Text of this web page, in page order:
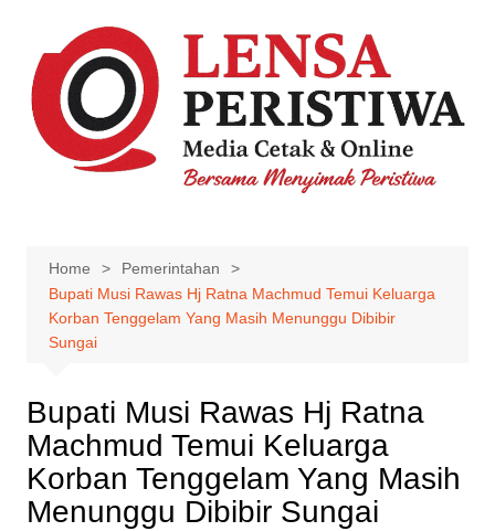
content
Home
Pemerintahan
Bupati Musi Rawas Hj Ratna Machmud Temui Keluarga
Korban Tenggelam Yang Masih Menunggu Dibibir
Sungai
Bupati Musi Rawas Hj Ratna
Machmud Temui Keluarga
Korban Tenggelam Yang Masih
Menunggu Dibibir Sungai